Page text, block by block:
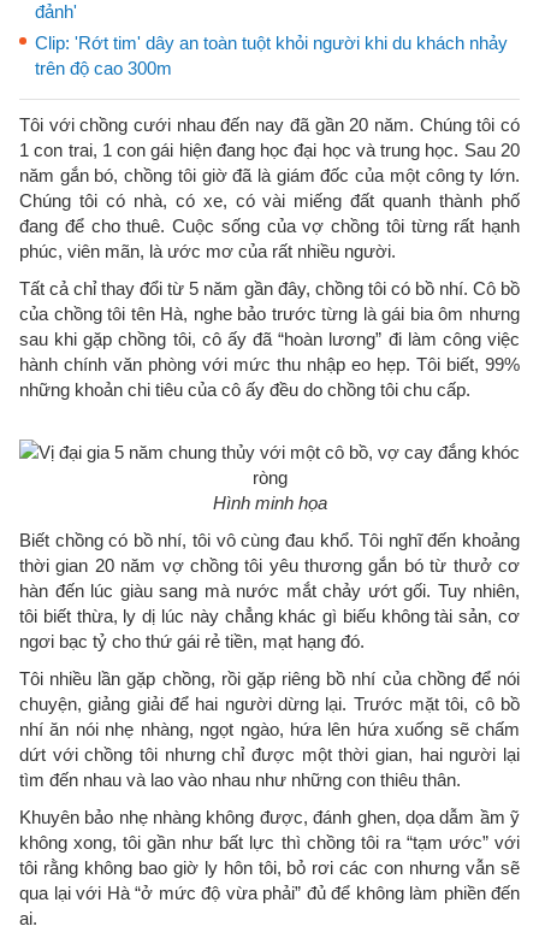
đảnh'
Clip: 'Rớt tim' dây an toàn tuột khỏi người khi du khách nhảy
trên độ cao 300m
Tôi với chồng cưới nhau đến nay đã gần 20 năm. Chúng tôi có
1 con trai, 1 con gái hiện đang học đại học và trung học. Sau 20
năm gắn bó, chồng tôi giờ đã là giám đốc của một công ty lớn.
Chúng tôi có nhà, có xe, có vài miếng đất quanh thành phố
đang để cho thuê. Cuộc sống của vợ chồng tôi từng rất hạnh
phúc, viên mãn, là ước mơ của rất nhiều người.
Tất cả chỉ thay đổi từ 5 năm gần đây, chồng tôi có bồ nhí. Cô bồ
của chồng tôi tên Hà, nghe bảo trước từng là gái bia ôm nhưng
sau khi gặp chồng tôi, cô ấy đã “hoàn lương” đi làm công việc
hành chính văn phòng với mức thu nhập eo hẹp. Tôi biết, 99%
những khoản chi tiêu của cô ấy đều do chồng tôi chu cấp.
Hình minh họa
Biết chồng có bồ nhí, tôi vô cùng đau khổ. Tôi nghĩ đến khoảng
thời gian 20 năm vợ chồng tôi yêu thương gắn bó từ thưở cơ
hàn đến lúc giàu sang mà nước mắt chảy ướt gối. Tuy nhiên,
tôi biết thừa, ly dị lúc này chẳng khác gì biếu không tài sản, cơ
ngơi bạc tỷ cho thứ gái rẻ tiền, mạt hạng đó.
Tôi nhiều lần gặp chồng, rồi gặp riêng bồ nhí của chồng để nói
chuyện, giảng giải để hai người dừng lại. Trước mặt tôi, cô bồ
nhí ăn nói nhẹ nhàng, ngọt ngào, hứa lên hứa xuống sẽ chấm
dứt với chồng tôi nhưng chỉ được một thời gian, hai người lại
tìm đến nhau và lao vào nhau như những con thiêu thân.
Khuyên bảo nhẹ nhàng không được, đánh ghen, dọa dẫm ầm ỹ
không xong, tôi gần như bất lực thì chồng tôi ra “tạm ước” với
tôi rằng không bao giờ ly hôn tôi, bỏ rơi các con nhưng vẫn sẽ
qua lại với Hà “ở mức độ vừa phải” đủ để không làm phiền đến
ai.